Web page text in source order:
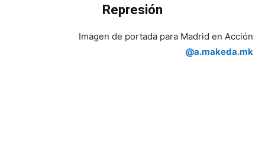
Represión
Imagen de portada para Madrid en Acción
@a.makeda.mk